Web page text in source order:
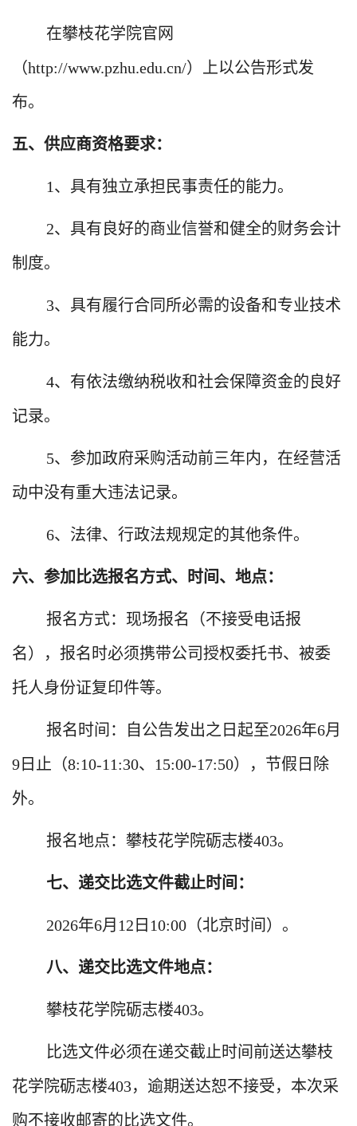
在攀枝花学院官网
（http://www.pzhu.edu.cn/）上以公告形式发
布。
五、供应商资格要求：
1、具有独立承担民事责任的能力。
2、具有良好的商业信誉和健全的财务会计
制度。
3、具有履行合同所必需的设备和专业技术
能力。
4、有依法缴纳税收和社会保障资金的良好
记录。
5、参加政府采购活动前三年内，在经营活
动中没有重大违法记录。
6、法律、行政法规规定的其他条件。
六、参加比选报名方式、时间、地点：
报名方式：现场报名（不接受电话报
名），报名时必须携带公司授权委托书、被委
托人身份证复印件等。
报名时间：自公告发出之日起至2026年6月
9 日止（8:10-11:30、 15:00-17:50），节假日除
外。
报名地点： 攀枝花学院砺志楼403。
七、递交比选文件截止时间：
2026年6月 12 日 10:00 （北京时间）。
八、递交比选文件地点：
攀枝花学院砺志楼403。
比选文件必须在递交截止时间前送达攀枝
花学院砺志楼403，逾期送达恕不接受，本次采
购不接收邮寄的比选文件。